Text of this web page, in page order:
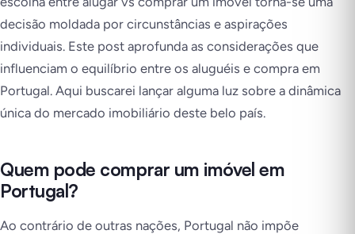
decisão moldada por circunstâncias e aspirações
individuais. Este post aprofunda as considerações que
influenciam o equilíbrio entre os aluguéis e compra em
Portugal. Aqui buscarei lançar alguma luz sobre a dinâmica
única do mercado imobiliário deste belo país.
Quem pode comprar um imóvel em
Portugal?
Ao contrário de outras nações, Portugal não impõe